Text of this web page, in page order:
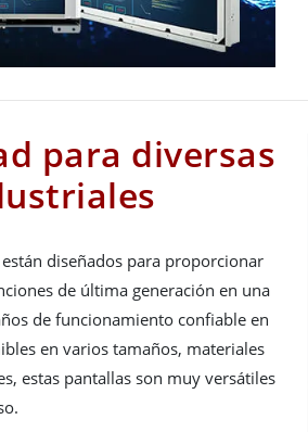
para diversas
diseñados para proporcionar
de última generación en una
de funcionamiento confiable en
en varios tamaños, materiales
estas pantallas son muy versátiles